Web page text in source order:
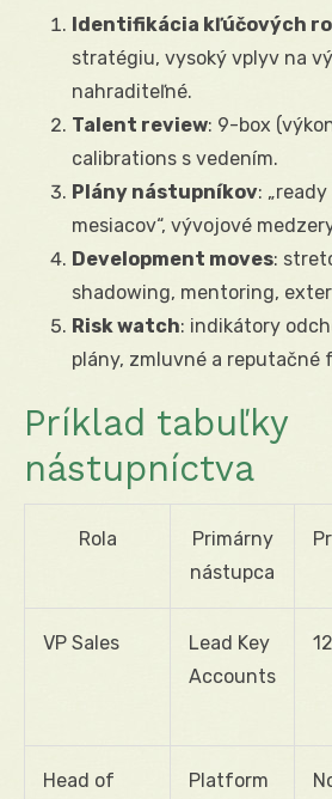
Identifikácia kľúčových
stratégiu, vysoký vplyv na
nahraditeľné.
Talent review: 9-box
calibrations s vedením.
Plány nástupníkov:
mesiacov“, vývojové
Development moves:
shadowing, mentoring,
Risk watch: indikátory
plány, zmluvné a reputačné
Príklad tabuľky
nástupníctva
Rola
Primárny
nástupca
VP Sales
Lead Key
Accounts
Head of
Platform